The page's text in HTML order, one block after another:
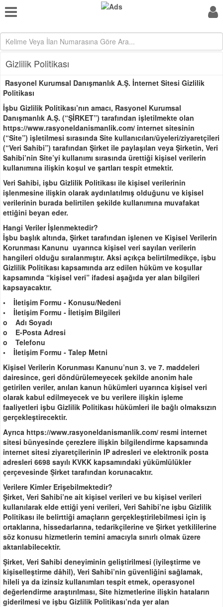
Gizlilik Politikası
Rasyonel Kurumsal Danışmanlık A.Ş. İnternet Sitesi Gizlilik
Politikası
İşbu Gizlilik Politikası’nın amacı, Rasyonel Kurumsal
Danışmanlık A.Ş. (“ŞİRKET”) tarafından işletilmekte olan
https://www.rasyoneldanismanlik.com/ internet sitesinin
(“Site”) işletilmesi sırasında Site kullanıcıları/üyeleri/ziyaretçileri
(“Veri Sahibi”) tarafından Şirket ile paylaşılan veya Şirketin, Veri
Sahibi’nin Site’yi kullanımı sırasında ürettiği kişisel verilerin
kullanımına ilişkin koşul ve şartları tespit etmektir.
Veri Sahibi, işbu Gizlilik Politikası ile kişisel verilerinin
işlenmesine ilişkin olarak aydınlatılmış olduğunu ve kişisel
verilerinin burada belirtilen şekilde kullanımına muvafakat
ettiğini beyan eder.
Hangi Veriler İşlenmektedir?
İşbu başlık altında, Şirket tarafından işlenen ve Kişisel Verilerin
Korunması Kanunu uyarınca kişisel veri sayılan verilerin
hangileri olduğu sıralanmıştır. Aksi açıkça belirtilmedikçe, işbu
Gizlilik Politikası kapsamında arz edilen hüküm ve koşullar
kapsamında “kişisel veri” ifadesi aşağıda yer alan bilgileri
kapsayacaktır.
• İletişim Formu - Konusu/Nedeni
• İletişim Formu - İletişim Bilgileri
o Adı Soyadı
o E-Posta Adresi
o Telefonu
• İletişim Formu - Talep Metni
Kişisel Verilerin Korunması Kanunu’nun 3. ve 7. maddeleri
dairesince, geri döndürülemeyecek şekilde anonim hale
getirilen veriler, anılan kanun hükümleri uyarınca kişisel veri
olarak kabul edilmeyecek ve bu verilere ilişkin işleme
faaliyetleri işbu Gizlilik Politikası hükümleri ile bağlı olmaksızın
gerçekleştirecektir.
Ayrıca https://www.rasyoneldanismanlik.com/ resmi internet
sitesi bünyesinde çerezlere ilişkin bilgilendirme kapsamında
internet sitesi ziyaretçilerinin IP adresleri ve elektronik posta
adresleri 6698 sayılı KVKK kapsamındaki yükümlülükler
çerçevesinde Şirket tarafından korunacaktır.
Verilere Kimler Erişebilmektedir?
Şirket, Veri Sahibi’ne ait kişisel verileri ve bu kişisel verileri
kullanılarak elde ettiği yeni verileri, Veri Sahibi’ne işbu Gizlilik
Politikası ile belirttiği amaçların gerçekleştirilebilmesi için iş
ortaklarına, hissedarlarına, tedarikçilerine ve Şirket yetkililerine
söz konusu hizmetlerin temini amacıyla sınırlı olmak üzere
aktarılabilecektir.
Şirket, Veri Sahibi deneyiminin geliştirilmesi (iyileştirme ve
kişiselleştirme dâhil), Veri Sahibi’nin güvenliğini sağlamak,
hileli ya da izinsiz kullanımları tespit etmek, operasyonel
değerlendirme araştırılması, Site hizmetlerine ilişkin hataların
giderilmesi ve işbu Gizlilik Politikası’nda yer alan